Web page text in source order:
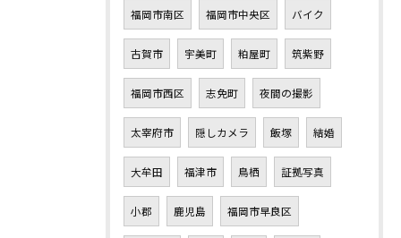
福岡市南区 福岡市中央区 バイク
古賀市 宇美町 粕屋町 筑紫野
福岡市西区 志免町 夜間の撮影
太宰府市 隠しカメラ 飯塚 結婚
大牟田 福津市 鳥栖 証拠写真
小郡 鹿児島 福岡市早良区